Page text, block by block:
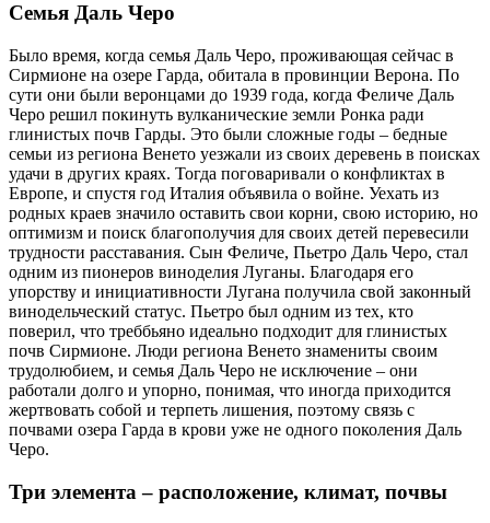
Семья Даль Черо
Было время, когда семья Даль Черо, проживающая сейчас в
Сирмионе на озере Гарда, обитала в провинции Верона. По
сути они были веронцами до 1939 года, когда Феличе Даль
Черо решил покинуть вулканические земли Ронка ради
глинистых почв Гарды. Это были сложные годы – бедные
семьи из региона Венето уезжали из своих деревень в поисках
удачи в других краях. Тогда поговаривали о конфликтах в
Европе, и спустя год Италия объявила о войне. Уехать из
родных краев значило оставить свои корни, свою историю, но
оптимизм и поиск благополучия для своих детей перевесили
трудности расставания. Сын Феличе, Пьетро Даль Черо, стал
одним из пионеров виноделия Луганы. Благодаря его
упорству и инициативности Лугана получила свой законный
винодельческий статус. Пьетро был одним из тех, кто
поверил, что треббьяно идеально подходит для глинистых
почв Сирмионе. Люди региона Венето знамениты своим
трудолюбием, и семья Даль Черо не исключение – они
работали долго и упорно, понимая, что иногда приходится
жертвовать собой и терпеть лишения, поэтому связь с
почвами озера Гарда в крови уже не одного поколения Даль
Черо.
Три элемента – расположение, климат, почвы